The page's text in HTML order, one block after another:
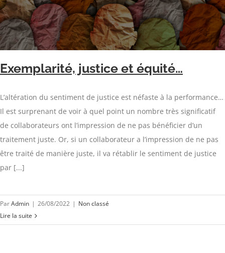
Exemplarité, justice et équité…
L’altération du sentiment de justice est néfaste à la performance…
Il est surprenant de voir à quel point un nombre très significatif
de collaborateurs ont l’impression de ne pas bénéficier d’un
traitement juste. Or, si un collaborateur a l’impression de ne pas
être traité de manière juste, il va rétablir le sentiment de justice
par [...]
ParAdmin | 26/08/2022 | Non classé
Lire la suite